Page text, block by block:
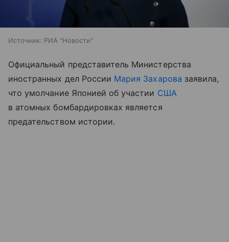
Источник: РИА "Новости"
Официальный представитель Министерства
иностранных дел России Мария Захарова заявила,
что умолчание Японией об участии США
в атомных бомбардировках является
предательством истории.